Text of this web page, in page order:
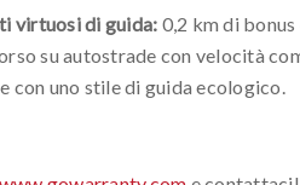
virtuosi di guida: 0,2 km di
su autostrade con velocità
uno stile di guida ecologico.